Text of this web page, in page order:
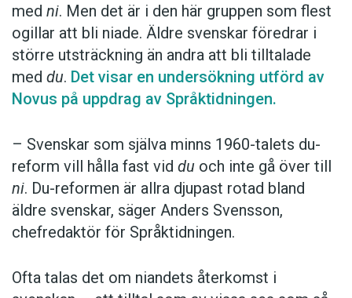
med ni. Men det är i den här gruppen som flest
ogillar att bli niade. Äldre svenskar föredrar i
större utsträckning än andra att bli tilltalade
med du. Det visar en undersökning utförd av
Novus på uppdrag av Språktidningen.
– Svenskar som själva minns 1960-talets du-
reform vill hålla fast vid du och inte gå över till
ni. Du-reformen är allra djupast rotad bland
äldre svenskar, säger Anders Svensson,
chefredaktör för Språktidningen.
Ofta talas det om niandets återkomst i